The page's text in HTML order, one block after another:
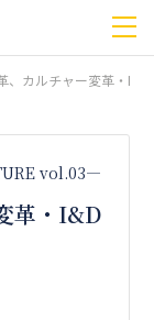
、カルチャー変革・
vol.03―
革・I&D